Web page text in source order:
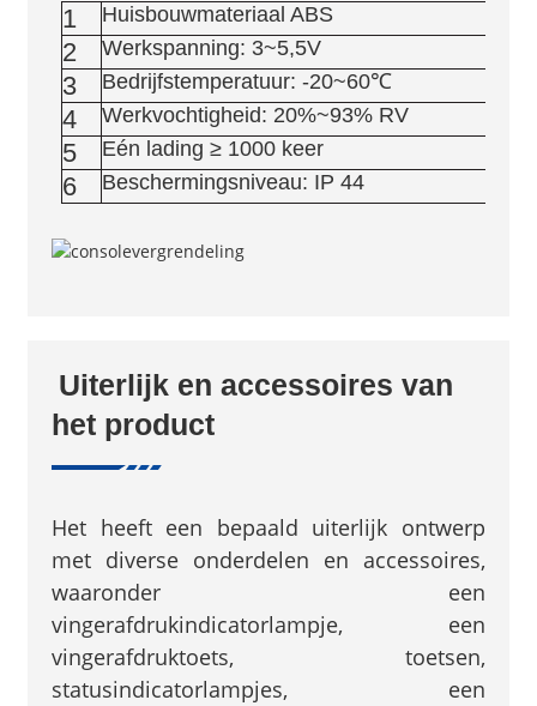
1 Huisbouwmateriaal ABS
2 Werkspanning: 3~5,5V
3 Bedrijfstemperatuur: -20~60℃
4 Werkvochtigheid: 20%~93% RV
5 Eén lading ≥ 1000 keer
6 Beschermingsniveau: IP 44
Uiterlijk en accessoires van
het product
Het heeft een bepaald uiterlijk ontwerp
met diverse onderdelen en accessoires,
waaronder een
vingerafdrukindicatorlampje, een
vingerafdruktoets, toetsen,
statusindicatorlampjes, een